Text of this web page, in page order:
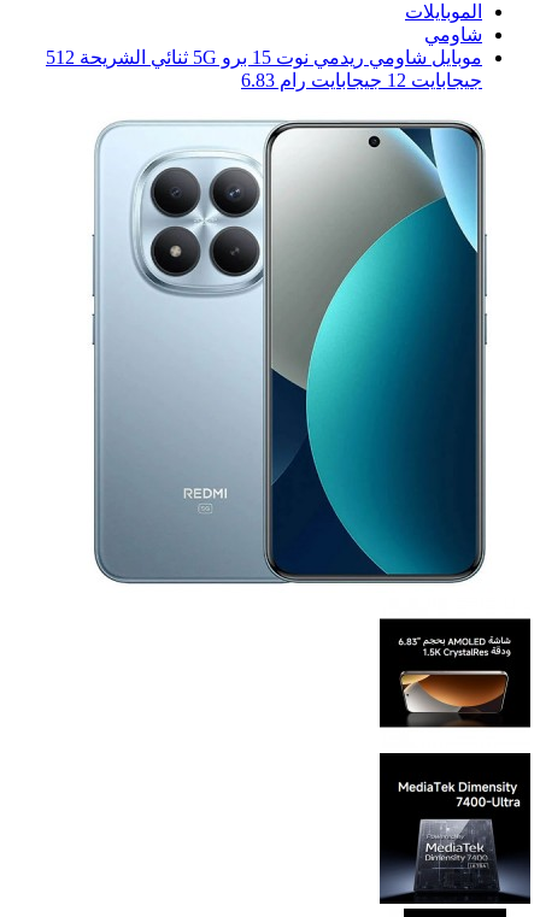
الموبايلات
شاومي
موبايل شاومي ريدمي نوت 15 برو 5G ثنائي الشريحة 512
جيجابايت 12 جيجابايت رام 6.83